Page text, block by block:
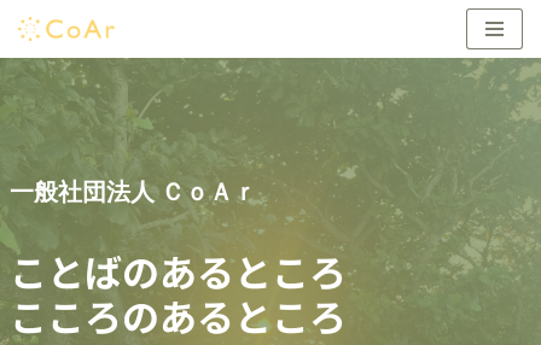
コ
テ
ン
ツ
へ
キ
ッ
プ
一般社団法人 ＣｏＡｒ
ことばのあるところ
こころのあるところ